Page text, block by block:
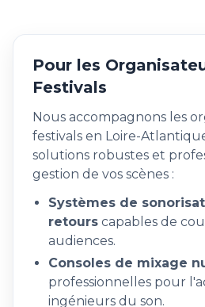
Pour les
Festivals
Nous accompagnons les
festivals en Loire-
solutions robustes et
gestion de vos scènes :
Systèmes de
retours capables de
audiences.
Consoles de mixage
professionnelles pour
ingénieurs du son.